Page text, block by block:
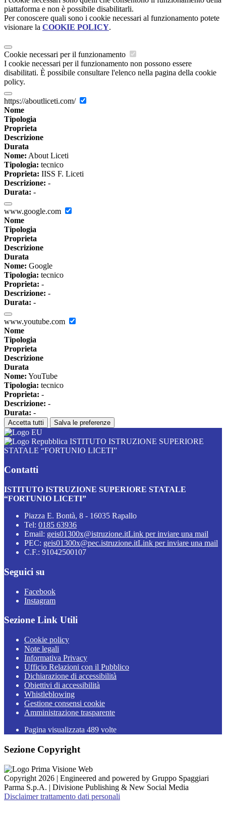
piattaforma e non è possibile disabilitarli.
Per conoscere quali sono i cookie necessari al funzionamento potete
visionare la COOKIE POLICY.
Cookie necessari per il funzionamento
I cookie necessari per il funzionamento non possono essere
disabilitati. È possibile consultare l'elenco nella pagina della cookie
policy.
https://aboutliceti.com/
Nome
Tipologia
Proprieta
Descrizione
Durata
Nome: About Liceti
Tipologia: tecnico
Proprieta: IISS F. Liceti
Descrizione: -
Durata: -
www.google.com
Nome
Tipologia
Proprieta
Descrizione
Durata
Nome: Google
Tipologia: tecnico
Proprieta: -
Descrizione: -
Durata: -
www.youtube.com
Nome
Tipologia
Proprieta
Descrizione
Durata
Nome: YouTube
Tipologia: tecnico
Proprieta: -
Descrizione: -
Durata: -
Accetta tutti Salva le preferenze
ISTITUTO ISTRUZIONE SUPERIORE
STATALE “FORTUNIO LICETI”
Contatti
ISTITUTO ISTRUZIONE SUPERIORE STATALE
“FORTUNIO LICETI”
Piazza E. Bontà, 8 - 16035 Rapallo
Tel: 0185 63936
Email: geis01300x@istruzione.itLink per inviare una mail
PEC: geis01300x@pec.istruzione.itLink per inviare una mail
C.F.: 91042500107
Seguici su
Facebook
Instagram
Sezione Link Utili
Cookie policy
Note legali
Informativa Privacy
Ufficio Relazioni con il Pubblico
Dichiarazione di accessibilità
Obiettivi di accessibilità
Whistleblowing
Gestione consensi cookie
Amministrazione trasparente
Pagina visualizzata 489 volte
Sezione Copyright
Copyright 2026 | Engineered and powered by Gruppo Spaggiari
Parma S.p.A. | Divisione Publishing & New Social Media
Disclaimer trattamento dati personali